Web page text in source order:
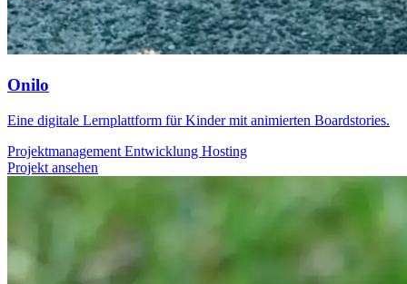
Onilo
Eine digitale Lernplattform für Kinder mit animierten Boardstories.
Projektmanagement Entwicklung Hosting
Projekt ansehen